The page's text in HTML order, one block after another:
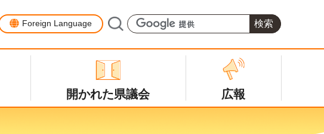
Foreign Language
開かれた県議会 広報